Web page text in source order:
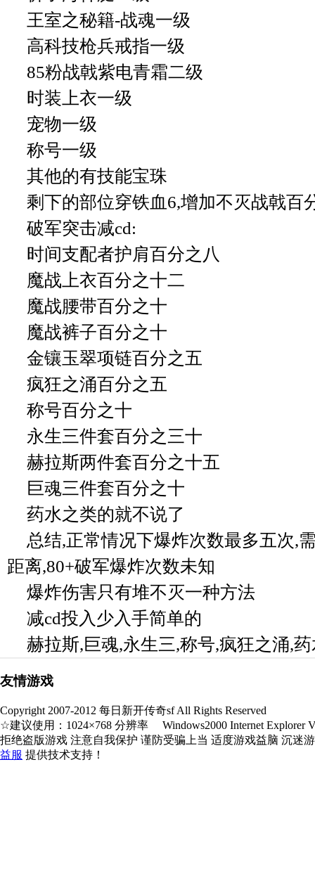
王室之秘籍-战魂一级
高科技枪兵戒指一级
85粉战戟紫电青霜二级
时装上衣一级
宠物一级
称号一级
其他的有技能宝珠
剩下的部位穿铁血6,增加不灭战戟百
破军突击减cd:
时间支配者护肩百分之八
魔战上衣百分之十二
魔战腰带百分之十
魔战裤子百分之十
金镶玉翠项链百分之五
疯狂之涌百分之五
称号百分之十
永生三件套百分之三十
赫拉斯两件套百分之十五
巨魂三件套百分之十
药水之类的就不说了
总结,正常情况下爆炸次数最多五次,
距离,80+破军爆炸次数未知
爆炸伤害只有堆不灭一种方法
减cd投入少入手简单的
赫拉斯,巨魂,永生三,称号,疯狂之涌,
友情游戏
Copyright 2007-2012 每日新开传奇sf All Rights Reserved
☆建议使用：1024×768 分辨率 Windows2000 Internet Explorer
拒绝盗版游戏 注意自我保护 谨防受骗上当 适度游戏益脑 沉迷
益服 提供技术支持！